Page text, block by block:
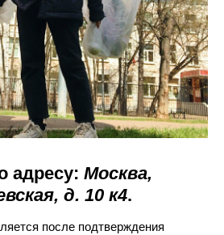
адресу: Москва,
д. 10 к4.
после подтверждения